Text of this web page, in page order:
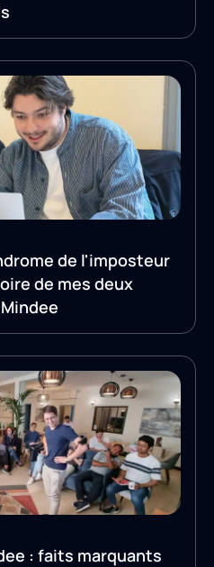
de l'imposteur
de mes deux
: faits marquants